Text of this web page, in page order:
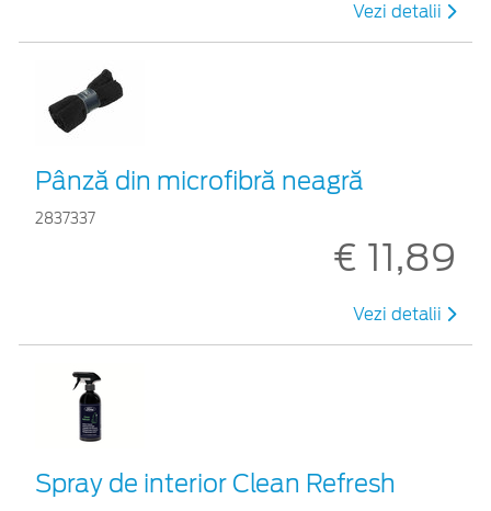
Vezi detalii
Pânză din microfibră neagră
2837337
€ 11,89
Vezi detalii
Spray de interior Clean Refresh